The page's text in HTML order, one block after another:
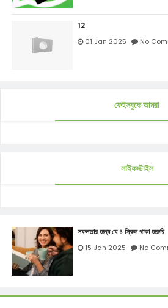
12
01 Jan 2025 No
ফেইসবুকে আমরা
লাইফস্টাইল
সফলতার জন্য যে ৪ স্কিল থাকা জরুরি
15 Jan 2025 No